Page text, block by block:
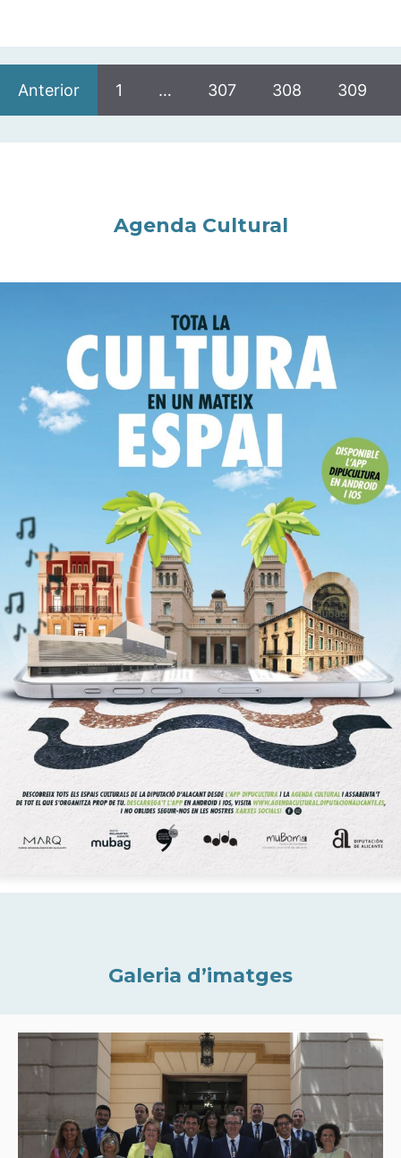
Anterior 1 … 307 308 309
Agenda Cultural
Galeria d’imatges